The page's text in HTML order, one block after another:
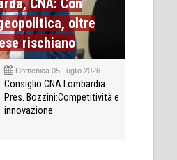
CNA: Con
oltre
rischiano
Domenica 05 Luglio 2026
Consiglio CNA Lombardia
Pres. Bozzini:Competitività e
innovazione